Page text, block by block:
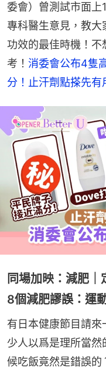
委會）曾測試市面上
專科醫生意見，教大
功效的最佳時機！
考！ 消委會公布4隻
分！止汗劑點搽先有
同場加映：減肥
8個減肥謬誤：運
有日本健康節目請
少人以爲是理所當
候吃飯竟然是錯誤的